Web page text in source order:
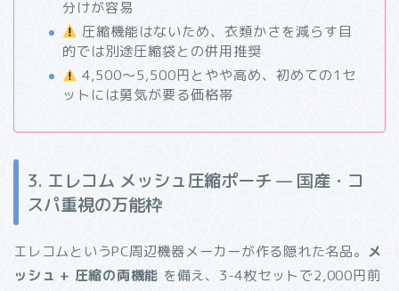
分けが容易
圧縮機能はないため、衣類かさを減らす目
的では別途圧縮袋との併用推奨
4,500〜5,500円とやや高め、初めての1セ
ットには勇気が要る価格帯
3. エレコム メッシュ圧縮ポーチ — 国産・コ
スパ重視の万能枠
エレコムというPC周辺機器メーカーが作る隠れた名品。 メ
ッシュ + 圧縮の両機能 を備え、3-4枚セットで2,000円前